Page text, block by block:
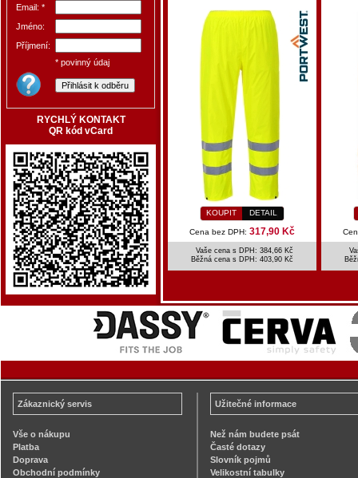
Email: *
Jméno:
Příjmení:
* povinný údaj
RYCHLÝ KONTAKT
QR kód vCard
KOUPIT DETAIL
Cena bez DPH: 317,90 Kč
Vaše cena s DPH: 384,66 Kč
Běžná cena s DPH: 403,90 Kč
Zákaznický servis
Vše o nákupu
Platba
Doprava
Obchodní podmínky
Užitečné informace
Než nám budete psát
Časté dotazy
Slovník pojmů
Velikostní tabulky